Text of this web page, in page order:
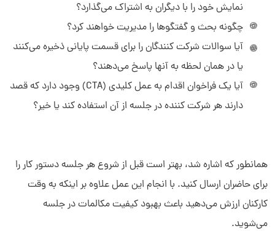
نمایش خود را با دیگران به اشتراک می‌گذارد؟
چگونه بحث و گفتگوها را مدیریت خواهند کرد؟
آیا سوالات شرکت کنندگان را برای قسمت پایانی ذخیره می‌کنند
یا در همان لحظه به آنها پاسخ می‌دهند؟
آیا یک فراخوان اقدام به عمل کلیدی (CTA) وجود دارد که قصد
دارند هر شرکت کننده در جلسه از آن استفاده کند یا خیر؟
همانطور که اشاره شد، بهتر است قبل از شروع هر جلسه دستور کار را
برای حاضران ارسال کنید. با انجام این عمل علاوه بر اینکه به وقت
کارکنان ارزش می‌دهید باعث بهبود کیفیت مکالمات در جلسه
می‌شوید.